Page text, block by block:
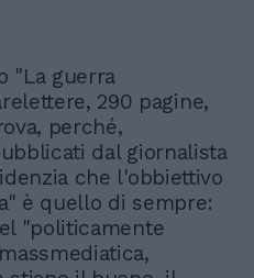
"La guerra
290 pagine,
perché,
dal giornalista
che l'obbiettivo
è quello di sempre:
"politicamente